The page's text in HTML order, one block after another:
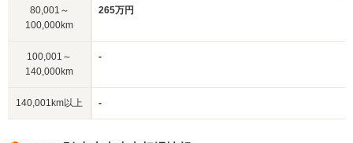
80,001～
100,000km
265万円
100,001～
140,000km
-
140,001km以上 -